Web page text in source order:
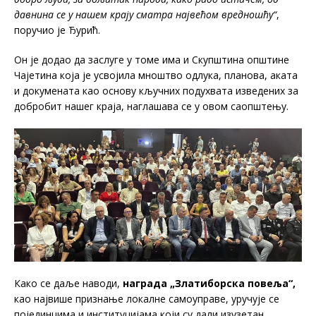
давнина се у нашем крају сматра највећом вредношћу“,
поручио је Ђурић.
Он је додао да заслуге у томе има и Скупштина општине
Чајетина која је усвојила мноштво одлука, планова, аката
и докумената као основу кључних подухвата изведених за
добробит нашег краја, наглашава се у овом саопштењу.
Како се даље наводи, награда „Златиборска повеља“,
као највише признање локалне самоуправе, уручује се